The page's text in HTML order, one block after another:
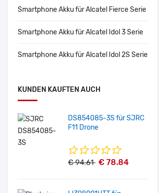
Smartphone Akku für Alcatel Fierce Serie
Smartphone Akku für Alcatel Idol 3 Serie
Smartphone Akku für Alcatel Idol 2S Serie
KUNDEN KAUFTEN AUCH
DS854085-3S für SJRC
F11 Drone
€ 94.61 € 78.84